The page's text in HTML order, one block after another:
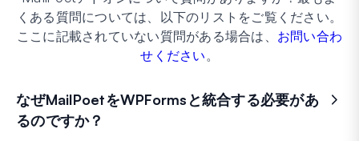
くある質問については、以下のリストをご覧ください。
ここに記載されていない質問がある場合は、 お問い合わ
せください。
なぜMailPoetをWPFormsと統合する必要があ
るのですか？